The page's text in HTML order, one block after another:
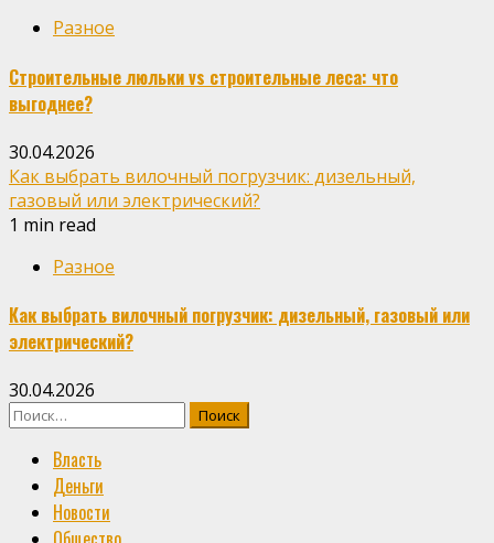
Разное
Строительные люльки vs строительные леса: что
выгоднее?
30.04.2026
Как выбрать вилочный погрузчик: дизельный,
газовый или электрический?
1 min read
Разное
Как выбрать вилочный погрузчик: дизельный, газовый или
электрический?
30.04.2026
Найти:
Власть
Деньги
Новости